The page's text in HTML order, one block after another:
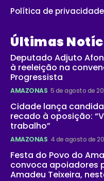
Política de privacidade
Últimas
Deputado Adjuto
à reeleição na
Progressista
AMAZONAS 5 de agosto de
Cidade lança
recado à oposição:
trabalho”
AMAZONAS 4 de agosto de
Festa do Povo do
convoca apoiadores
Amadeu Teixeira,